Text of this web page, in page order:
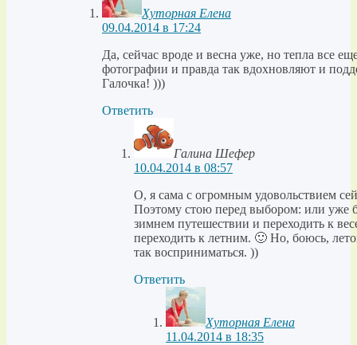
Хуторная Елена
09.04.2014 в 17:24
Да, сейчас вроде и весна уже, но тепла все
фотографии и правда так вдохновляют и
Галочка! )))
Ответить
Галина Шефер
10.04.2014 в 08:57
О, я сама с огромным удовольствием
Поэтому стою перед выбором: или уже
зимнем путешествии и переходить к
переходить к летним. 🙂 Но, боюсь,
так восприниматься. ))
Ответить
Хуторная Елена
11.04.2014 в 18:35